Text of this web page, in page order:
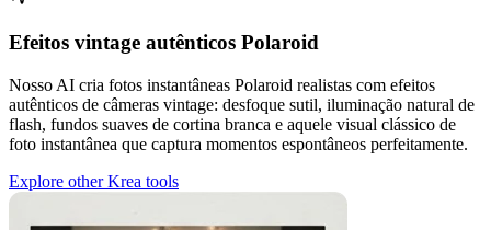
Efeitos vintage autênticos Polaroid
Nosso AI cria fotos instantâneas Polaroid realistas com efeitos
autênticos de câmeras vintage: desfoque sutil, iluminação natural de
flash, fundos suaves de cortina branca e aquele visual clássico de
foto instantânea que captura momentos espontâneos perfeitamente.
Explore other Krea tools